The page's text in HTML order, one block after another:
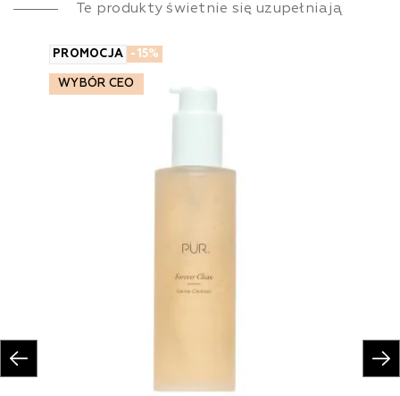
Te produkty świetnie się uzupełniają
PROMOCJA -15%
WYBÓR CEO